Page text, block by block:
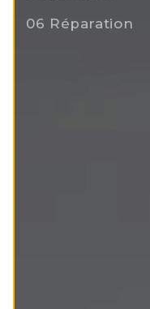
06 Réparation